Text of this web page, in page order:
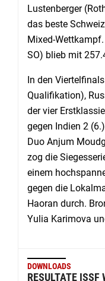
Lustenberger
das beste
Mixed-
SO) blieb mit
In den
Qualifikation),
der vier
gegen Indien 2
Duo Anjum
zog die
einem
gegen die
Haoran durch.
Yulia Karimova
DOWNLOADS
RESULTATE ISSF